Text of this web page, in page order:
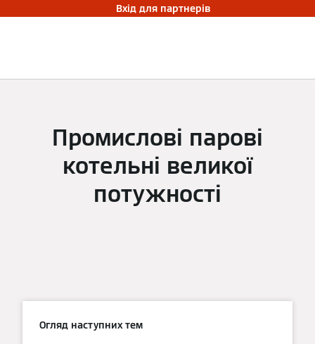
Вхід для партнерів
Промислові парові
котельні великої
потужності
Огляд наступних тем